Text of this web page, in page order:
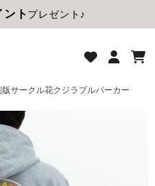
ト プレゼント♪
版サークル花クジラプルパーカー